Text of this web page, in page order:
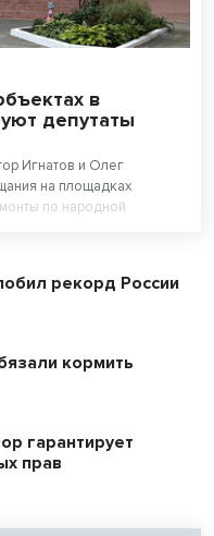
в
депутаты
Игнатов и Олег
на площадках
по народной
рекорд России
кормить
гарантирует
прав